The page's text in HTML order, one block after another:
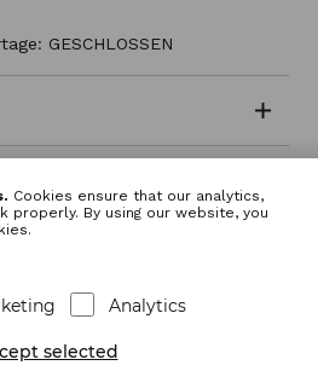
GESCHLOSSEN
Cookies ensure that our analytics,
properly. By using our website, you
Analytics
selected